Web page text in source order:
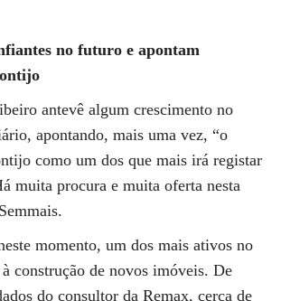
no futuro e apontam
antevê algum crescimento no
apontando, mais uma vez, “o
como um dos que mais irá registar
muita procura e muita oferta nesta
momento, um dos mais ativos no
construção de novos imóveis. De
do consultor da Remax, cerca de